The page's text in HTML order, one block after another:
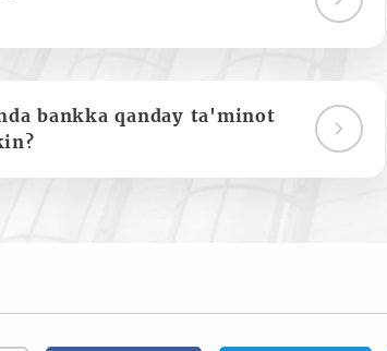
bankka qanday ta'minot